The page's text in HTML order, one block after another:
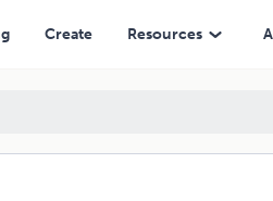
Create Resources